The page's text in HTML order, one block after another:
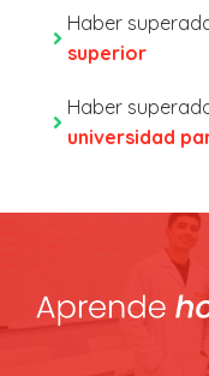
Haber
superior
Haber
universidad